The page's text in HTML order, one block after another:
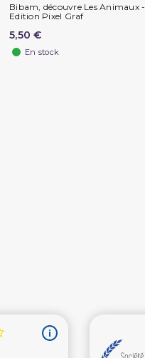
Bibam, découvre Les Animaux -
Edition Pixel Graf
5,50 €
En stock